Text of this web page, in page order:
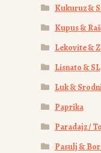
Kukuruz &
Kupus &
Lekovite &
Lisnato & SL
Luk &
Paprika
Paradajz /
Pasulj &